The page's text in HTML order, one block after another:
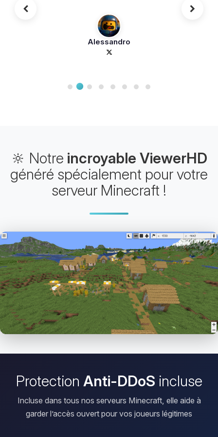
Alessandro
🔆 Notre incroyable ViewerHD
généré spécialement pour votre
serveur Minecraft !
Protection Anti-DDoS incluse
Incluse dans tous nos serveurs Minecraft, elle aide à
garder l’accès ouvert pour vos joueurs légitimes